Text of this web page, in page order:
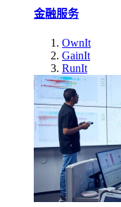
金融服务
OwnIt
GainIt
RunIt